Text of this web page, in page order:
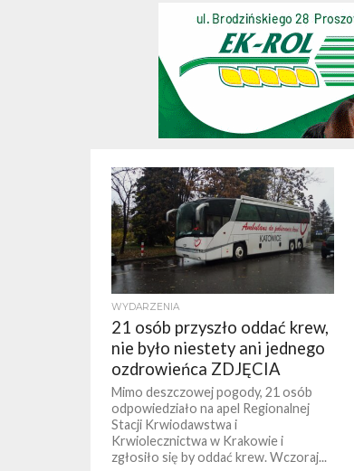
WYDARZENIA
21 osób przyszło oddać krew,
nie było niestety ani jednego
ozdrowieńca ZDJĘCIA
Mimo deszczowej pogody, 21 osób
odpowiedziało na apel Regionalnej
Stacji Krwiodawstwa i
Krwiolecznictwa w Krakowie i
zgłosiło się by oddać krew. Wczoraj...